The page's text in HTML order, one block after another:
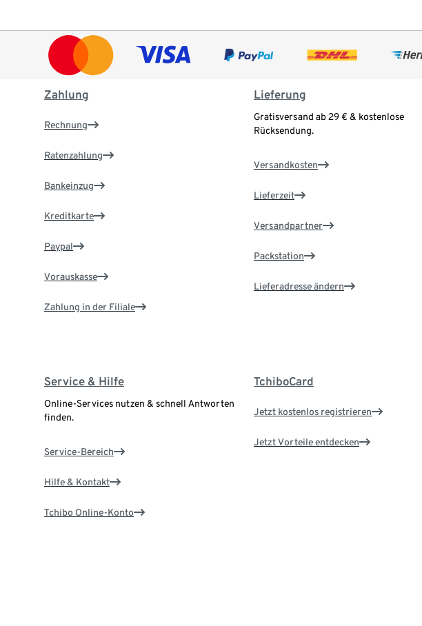
Zahlung
Rechnung
Ratenzahlung
Bankeinzug
Kreditkarte
Paypal
Vorauskasse
Zahlung in der Filiale
Lieferung
Gratisversand ab 29 € & kostenlose
Rücksendung.
Versandkosten
Lieferzeit
Versandpartner
Packstation
Lieferadresse ändern
Service & Hilfe
Online-Services nutzen & schnell Antworten
finden.
Service-Bereich
Hilfe & Kontakt
Tchibo Online-Konto
TchiboCard
Jetzt kostenlos registrieren
Jetzt Vorteile entdecken